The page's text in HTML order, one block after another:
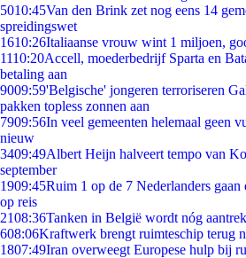
5010:45Van den Brink zet nog eens 14
spreidingswet
1610:26Italiaanse vrouw wint 1 miljoen,
1110:20Accell, moederbedrijf Sparta en
betaling aan
9009:59'Belgische' jongeren terroriseren
pakken topless zonnen aan
7909:56In veel gemeenten helemaal geen
nieuw
3409:49Albert Heijn halveert tempo van
september
1909:45Ruim 1 op de 7 Nederlanders gaan
op reis
2108:36Tanken in België wordt nóg
608:06Kraftwerk brengt ruimteschip terug
1807:49Iran overweegt Europese hulp bij